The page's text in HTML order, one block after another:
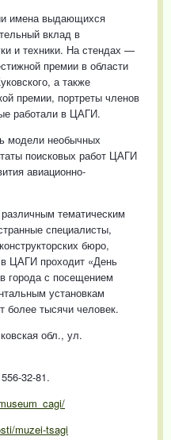
имена выдающихся
вклад в
и техники. На стендах —
премии в области
а также
премии, портреты членов
работали в ЦАГИ.
модели необычных
поисковых работ ЦАГИ
авиационно-
тематическим
специалисты,
бюро,
ЦАГИ проходит «День
города с посещением
установкам
более тысячи человек.
обл., ул.
32-81.
muzei-tsagi